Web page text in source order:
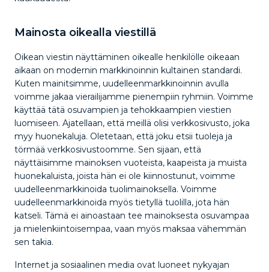
Mainosta oikealla viestillä
Oikean viestin näyttäminen oikealle henkilölle oikeaan
aikaan on modernin markkinoinnin kultainen standardi.
Kuten mainitsimme, uudelleenmarkkinoinnin avulla
voimme jakaa vierailijamme pienempiin ryhmiin. Voimme
käyttää tätä osuvampien ja tehokkaampien viestien
luomiseen. Ajatellaan, että meillä olisi verkkosivusto, joka
myy huonekaluja. Oletetaan, että joku etsii tuoleja ja
törmää verkkosivustoomme. Sen sijaan, että
näyttäisimme mainoksen vuoteista, kaapeista ja muista
huonekaluista, joista hän ei ole kiinnostunut, voimme
uudelleenmarkkinoida tuolimainoksella. Voimme
uudelleenmarkkinoida myös tietyllä tuolilla, jota hän
katseli. Tämä ei ainoastaan tee mainoksesta osuvampaa
ja mielenkiintoisempaa, vaan myös maksaa vähemmän
sen takia.
Internet ja sosiaalinen media ovat luoneet nykyajan